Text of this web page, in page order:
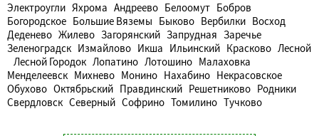
Электроугли Яхрома Андреево Белоомут Бобров
Богородское Большие Вяземы Быково Вербилки Восход
Деденево Жилево Загорянский Запрудная Заречье
Зеленоградск Измайлово Икша Ильинский Красково Лесной
Лесной Городок Лопатино Лотошино Малаховка
Менделеевск Михнево Монино Нахабино Некрасовское
Обухово Октябрьский Правдинский Решетниково Родники
Свердловск Северный Софрино Томилино Тучково